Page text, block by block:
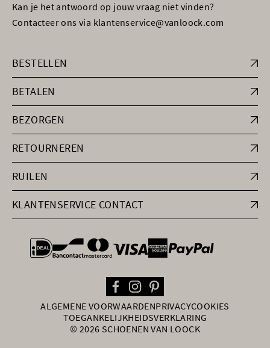
Kan je het antwoord op jouw vraag niet vinden?
Contacteer ons via klantenservice@vanloock.com
BESTELLEN
BETALEN
BEZORGEN
RETOURNEREN
RUILEN
KLANTENSERVICE CONTACT
general.paymentOptions
ALGEMENE VOORWAARDENPRIVACYCOOKIES
TOEGANKELIJKHEIDSVERKLARING
© 2026 SCHOENEN VAN LOOCK